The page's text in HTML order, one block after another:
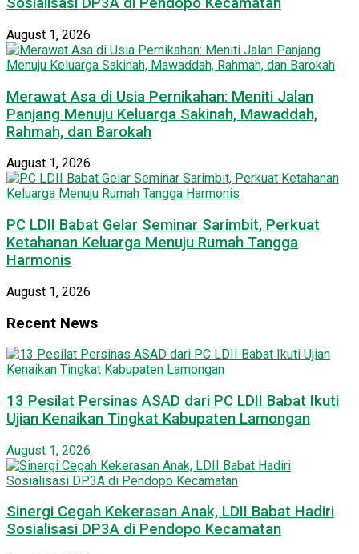
August 1, 2026
Merawat Asa di Usia Pernikahan: Meniti Jalan
Panjang Menuju Keluarga Sakinah, Mawaddah,
Rahmah, dan Barokah
August 1, 2026
PC LDII Babat Gelar Seminar Sarimbit, Perkuat
Ketahanan Keluarga Menuju Rumah Tangga
Harmonis
August 1, 2026
Recent News
13 Pesilat Persinas ASAD dari PC LDII Babat Ikuti
Ujian Kenaikan Tingkat Kabupaten Lamongan
August 1, 2026
Sinergi Cegah Kekerasan Anak, LDII Babat Hadiri
Sosialisasi DP3A di Pendopo Kecamatan